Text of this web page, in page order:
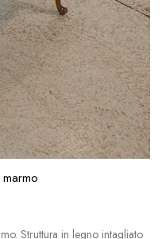
Struttura in legno intagliato